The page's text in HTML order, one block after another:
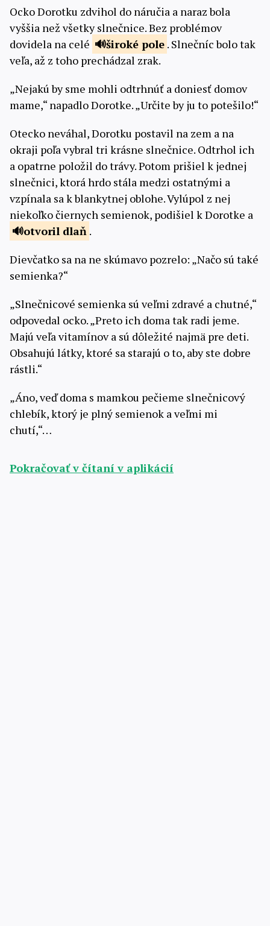
Ocko Dorotku zdvihol do náručia a naraz bola
vyššia než všetky slnečnice. Bez problémov
dovidela na celé
široké pole . Slnečníc bolo tak
veľa, až z toho prechádzal zrak.
„Nejakú by sme mohli odtrhnúť a doniesť domov
mame,“ napadlo Dorotke. „Určite by ju to potešilo!“
Otecko neváhal, Dorotku postavil na zem a na
okraji poľa vybral tri krásne slnečnice. Odtrhol ich
a opatrne položil do trávy. Potom prišiel k jednej
slnečnici, ktorá hrdo stála medzi ostatnými a
vzpínala sa k blankytnej oblohe. Vylúpol z nej
niekoľko čiernych semienok, podišiel k Dorotke a
otvoril dlaň .
Dievčatko sa na ne skúmavo pozrelo: „Načo sú také
semienka?“
„Slnečnicové semienka sú veľmi zdravé a chutné,“
odpovedal ocko. „Preto ich doma tak radi jeme.
Majú veľa vitamínov a sú dôležité najmä pre deti.
Obsahujú látky, ktoré sa starajú o to, aby ste dobre
rástli.“
„Áno, veď doma s mamkou pečieme slnečnicový
chlebík, ktorý je plný semienok a veľmi mi
chutí,“…
Pokračovať v čítaní v aplikácií